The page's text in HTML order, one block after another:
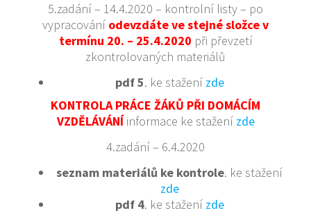
5.zadání – 14.4.2020 – kontrolní listy – po
vypracování odevzdáte ve stejné složce v
termínu 20. – 25.4.2020 při převzetí
zkontrolovaných materiálů
pdf 5. ke stažení zde
KONTROLA PRÁCE ŽÁKŮ PŘI DOMÁCÍM
VZDĚLÁVÁNÍinformace ke stažení zde
4.zadání – 6.4.2020
seznam materiálů ke kontrole. ke stažení
zde
pdf 4. ke stažení zde